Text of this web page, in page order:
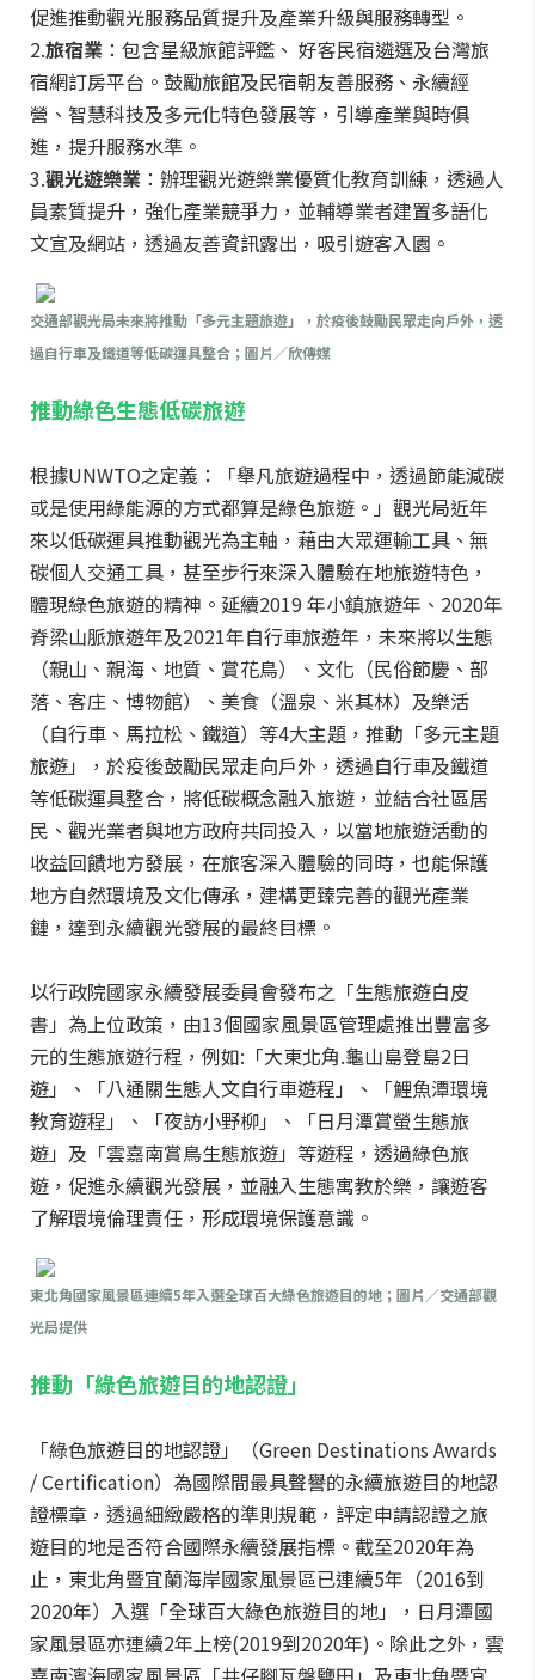
促進推動觀光服務品質提升及產業升級與服務轉型。
2.旅宿業 ：包含星級旅館評鑑、 好客民宿遴選及台灣旅
宿網訂房平台。鼓勵旅館及民宿朝友善服務、永續經
營、智慧科技及多元化特色發展等，引導產業與時俱
進，提升服務水準。
3.觀光遊樂業 ：辦理觀光遊樂業優質化教育訓練，透過人
員素質提升，強化產業競爭力，並輔導業者建置多語化
文宣及網站，透過友善資訊露出，吸引遊客入園。
交通部觀光局未來將推動「多元主題旅遊」，於疫後鼓勵民眾走向戶外，透
過自行車及鐵道等低碳運具整合；圖片／欣傳媒
推動綠色生態低碳旅遊
根據UNWTO之定義：「舉凡旅遊過程中，透過節能減碳
或是使用綠能源的方式都算是綠色旅遊。」觀光局近年
來以低碳運具推動觀光為主軸，藉由大眾運輸工具、無
碳個人交通工具，甚至步行來深入體驗在地旅遊特色，
體現綠色旅遊的精神。延續2019 年小鎮旅遊年、2020年
脊梁山脈旅遊年及2021年自行車旅遊年，未來將以生態
（親山、親海、地質、賞花鳥）、文化（民俗節慶、部
落、客庄、博物館）、美食（溫泉、米其林）及樂活
（自行車、馬拉松、鐵道）等4大主題，推動「多元主題
旅遊」，於疫後鼓勵民眾走向戶外，透過自行車及鐵道
等低碳運具整合，將低碳概念融入旅遊，並結合社區居
民、觀光業者與地方政府共同投入，以當地旅遊活動的
收益回饋地方發展，在旅客深入體驗的同時，也能保護
地方自然環境及文化傳承，建構更臻完善的觀光產業
鏈，達到永續觀光發展的最終目標。
以行政院國家永續發展委員會發布之「生態旅遊白皮
書」為上位政策，由13個國家風景區管理處推出豐富多
元的生態旅遊行程，例如:「大東北角.龜山島登島2日
遊」、「八通關生態人文自行車遊程」、「鯉魚潭環境
教育遊程」、「夜訪小野柳」、「日月潭賞螢生態旅
遊」及「雲嘉南賞鳥生態旅遊」等遊程，透過綠色旅
遊，促進永續觀光發展，並融入生態寓教於樂，讓遊客
了解環境倫理責任，形成環境保護意識。
東北角國家風景區連續5年入選全球百大綠色旅遊目的地；圖片／交通部觀
光局提供
推動「綠色旅遊目的地認證」
「綠色旅遊目的地認證」（Green Destinations Awards
/ Certification）為國際間最具聲譽的永續旅遊目的地認
證標章，透過細緻嚴格的準則規範，評定申請認證之旅
遊目的地是否符合國際永續發展指標。截至2020年為
止，東北角暨宜蘭海岸國家風景區已連續5年（2016到
2020年）入選「全球百大綠色旅遊目的地」，日月潭國
家風景區亦連續2年上榜(2019到2020年)。除此之外，雲